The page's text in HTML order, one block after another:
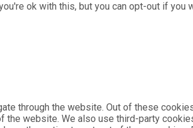
ok with this, but you can opt-out if you
through the website. Out of these
website. We also use third-party